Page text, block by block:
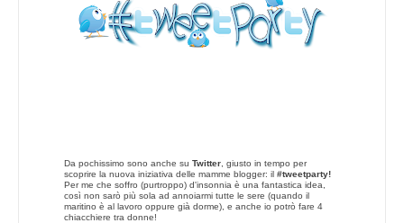
Da pochissimo sono anche su Twitter , giusto in tempo per
scoprire la nuova iniziativa delle mamme blogger: il #tweetparty!
Per me che soffro (purtroppo) d'insonnia è una fantastica idea,
così non sarò più sola ad annoiarmi tutte le sere (quando il
maritino è al lavoro oppure già dorme), e anche io potrò fare 4
chiacchiere tra donne!